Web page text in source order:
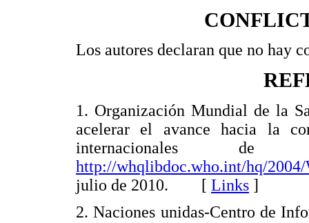
Los autores declaran que no hay
1. Organización Mundial de la
acelerar el avance hacia la
internacionales de
http://whqlibdoc.who.int/hq/
julio de 2010. [ Links ]
2. Naciones unidas-Centro de